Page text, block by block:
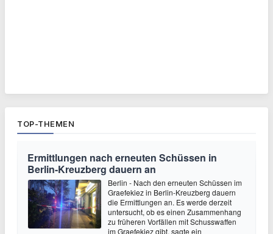
TOP-THEMEN
Ermittlungen nach erneuten Schüssen in
Berlin-Kreuzberg dauern an
Berlin - Nach den erneuten Schüssen im
Graefekiez in Berlin-Kreuzberg dauern
die Ermittlungen an. Es werde derzeit
untersucht, ob es einen Zusammenhang
zu früheren Vorfällen mit Schusswaffen
im Graefekiez gibt, sagte ein